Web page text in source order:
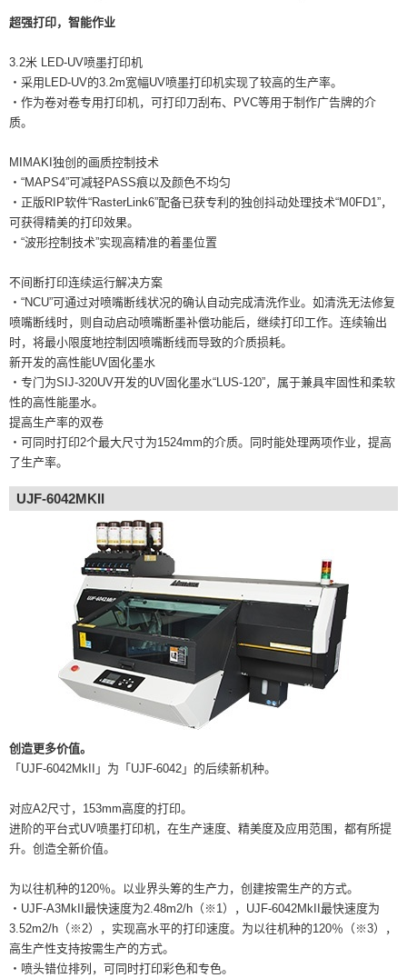
超强打印，智能作业
3.2米 LED-UV喷墨打印机
・采用LED-UV的3.2m宽幅UV喷墨打印机实现了较高的生产率。
・作为卷对卷专用打印机，可打印刀刮布、PVC等用于制作广告牌的介
质。
MIMAKI独创的画质控制技术
・“MAPS4”可减轻PASS痕以及颜色不均匀
・正版RIP软件“RasterLink6”配备已获专利的独创抖动处理技术“M0FD1”，
可获得精美的打印效果。
・“波形控制技术”实现高精准的着墨位置
不间断打印连续运行解决方案
・“NCU”可通过对喷嘴断线状况的确认自动完成清洗作业。如清洗无法修复
喷嘴断线时，则自动启动喷嘴断墨补偿功能后，继续打印工作。连续输出
时，将最小限度地控制因喷嘴断线而导致的介质损耗。
新开发的高性能UV固化墨水
・专门为SIJ-320UV开发的UV固化墨水“LUS-120”，属于兼具牢固性和柔软
性的高性能墨水。
提高生产率的双卷
・可同时打印2个最大尺寸为1524mm的介质。同时能处理两项作业，提高
了生产率。
UJF-6042MKII
创造更多价值。
「UJF-6042MkII」为「UJF-6042」的后续新机种。
对应A2尺寸，153mm高度的打印。
进阶的平台式UV喷墨打印机，在生产速度、精美度及应用范围，都有所提
升。创造全新价值。
为以往机种的120％。以业界头筹的生产力，创建按需生产的方式。
・UJF-A3MkII最快速度为2.48m2/h（※1），UJF-6042MkII最快速度为
3.52m2/h（※2），实现高水平的打印速度。为以往机种的120％（※3），
高生产性支持按需生产的方式。
・喷头错位排列，可同时打印彩色和专色。